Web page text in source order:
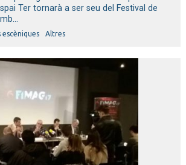
Ter tornarà a ser seu del Festival de
Altres